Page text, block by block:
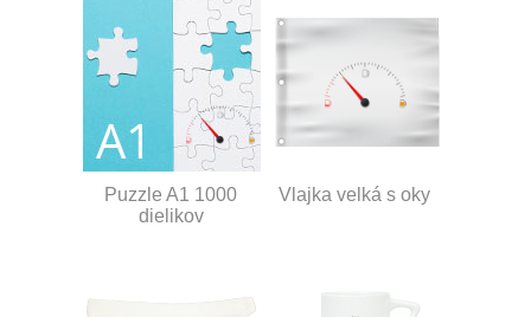
Puzzle A1 1000
dielikov
Vlajka velká s oky